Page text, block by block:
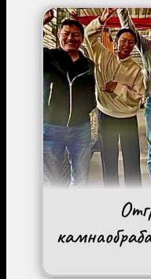
Image